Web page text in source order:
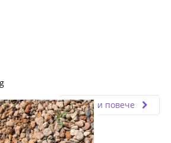
Прочети повече